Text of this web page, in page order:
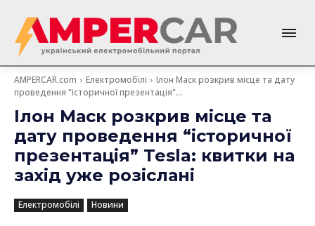
AMPERCAR.com Електромобілі
Ілон Маск розкрив місце та дату
проведення "історичної презентація"...
Ілон Маск розкрив місце та
дату проведення “історичної
презентація” Tesla: квитки на
захід уже розіслані
Електромобілі Новини